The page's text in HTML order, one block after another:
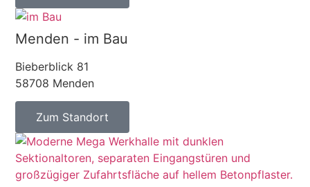
Menden - im Bau
Bieberblick 81
58708 Menden
Zum Standort